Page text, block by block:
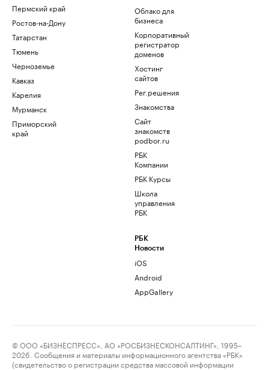
Пермский край
Ростов-на-Дону
Татарстан
Тюмень
Черноземье
Кавказ
Карелия
Мурманск
Приморский
край
Облако для
бизнеса
Корпоративный
регистратор
доменов
Хостинг
сайтов
Рег.решения
Знакомства
Сайт
знакомств
podbor.ru
РБК
Компании
РБК Курсы
Школа
управления
РБК
РБК
Новости
iOS
Android
AppGallery
© ООО «БИЗНЕСПРЕСС», АО «РОСБИЗНЕСКОНСАЛТИНГ», 1995–
2026. Сообщения и материалы информационного агентства «РБК»
(свидетельство о регистрации средства массовой информации